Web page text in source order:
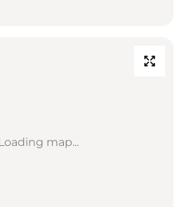
Loading map...